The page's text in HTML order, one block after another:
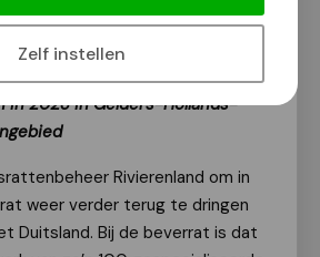
Zelf instellen
in 2023 in Gelders-Hollands-
Rivierenland om in
weer verder terug te dringen
Duitsland. Bij de beverrat is dat